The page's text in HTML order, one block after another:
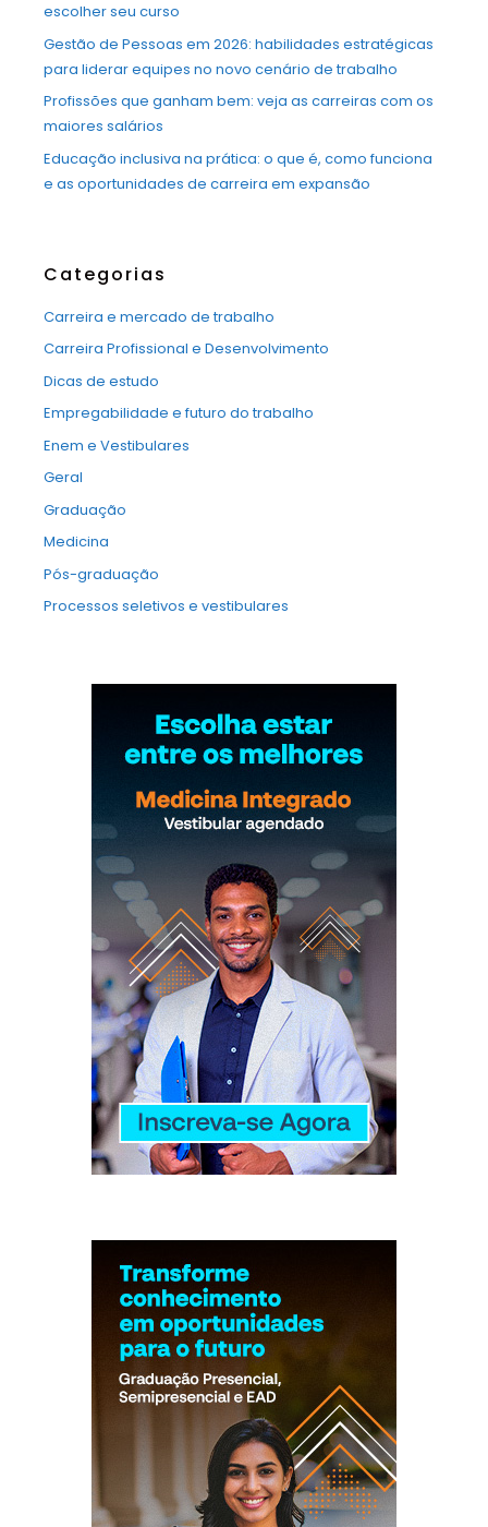
escolher seu curso
Gestão de Pessoas em 2026: habilidades estratégicas
para liderar equipes no novo cenário de trabalho
Profissões que ganham bem: veja as carreiras com os
maiores salários
Educação inclusiva na prática: o que é, como funciona
e as oportunidades de carreira em expansão
Categorias
Carreira e mercado de trabalho
Carreira Profissional e Desenvolvimento
Dicas de estudo
Empregabilidade e futuro do trabalho
Enem e Vestibulares
Geral
Graduação
Medicina
Pós-graduação
Processos seletivos e vestibulares